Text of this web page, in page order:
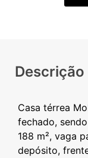
Descrição
Casa térrea
fechado,
188 m², vaga
depósito,